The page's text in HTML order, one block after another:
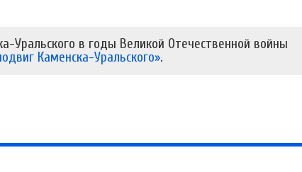
Уральского в годы Великой Отечественной войны
Каменска-Уральского».